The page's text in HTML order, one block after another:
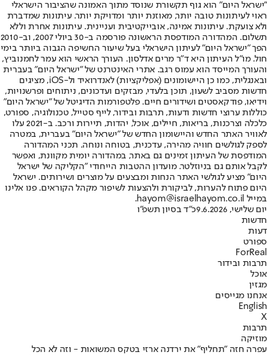
"ישראל היום" הוא גוף תקשורת שנוסד מתוך האמונה שהציבור הישראלי
ראוי לעיתונות טובה יותר, מאוזנת יותר ומדויקת יותר. עיתונות שמדברת
ולא צועקת. עיתונות אמינה, אובייקטיבית ועניינית. עיתונות אחרת וללא
תשלום. המהדורה המודפסת הראשונה פורסמה ב-30 ביולי 2007, וב-2010
הפך "ישראל היום" לעיתון הישראלי בעל שיעור החשיפה הגבוה ביותר בימי
חול. מו"ל העיתון היא ד"ר מרים אדלסון. העורך הראשי הוא עמר לחמנוביץ,
והעורך המייסד הוא עמוס רגב. אתרי האינטרנט של "ישראל היום" בעברית
ובאנגלית, כמו כן היישומונים (אפליקציות) לאנדרואיד ול-iOS, מציגים
חדשות מסביב לשעון, תוכן בלעדי, מבזקים ועדכונים, ניתוחים ופרשנויות,
וידיאו, פודקאסטים ושידורים חיים. פלטפורמות הדיגיטל של "ישראל היום"
כוללות ערוצי חדשות ודעות, תרבות ובידור, לייף סטייל, טכנולוגיה, ספורט,
כלכלה וצרכנות, בריאות, חיילים, אוכל, יהדות, תיירות ורכב. ב-2021 עלו
לאוויר האתר החדש והיישומון החדש של "ישראל היום" בעברית, במטרה
לספק לגולשים חוויה מהירה, עדכנית, בטוחה ונוחה. תכני המהדורה
המודפסת של העיתון זמינים גם באתר, במהדורה יומית מקוונת, ואפשר
לקבל אותם גם בניוזלטר. מועדון ההטבות הייחודי "הקליקה של ישראל
היום" מציע לגולשי האתר הנחות ומבצעים על מוצרים ושירותים. ישראל
היום פתוח להערות, לביקורת ולהצעות לשיפור מקהל הקוראים. פנו אלינו
במייל hayom@israelhayom.co.il.
יום שלישי, 9.6.2026
כ"ד בסיון תשפ"ו
חדשות
דעות
ספורט
ForReal
תרבות ובידור
אוכל
מגזין
אנחנו מגייסים
English
X
תרבות
מוזיקה
עפרה חזה "תחליף" את ירדנה ארזי בטקס המשואות - וזה לא הכל